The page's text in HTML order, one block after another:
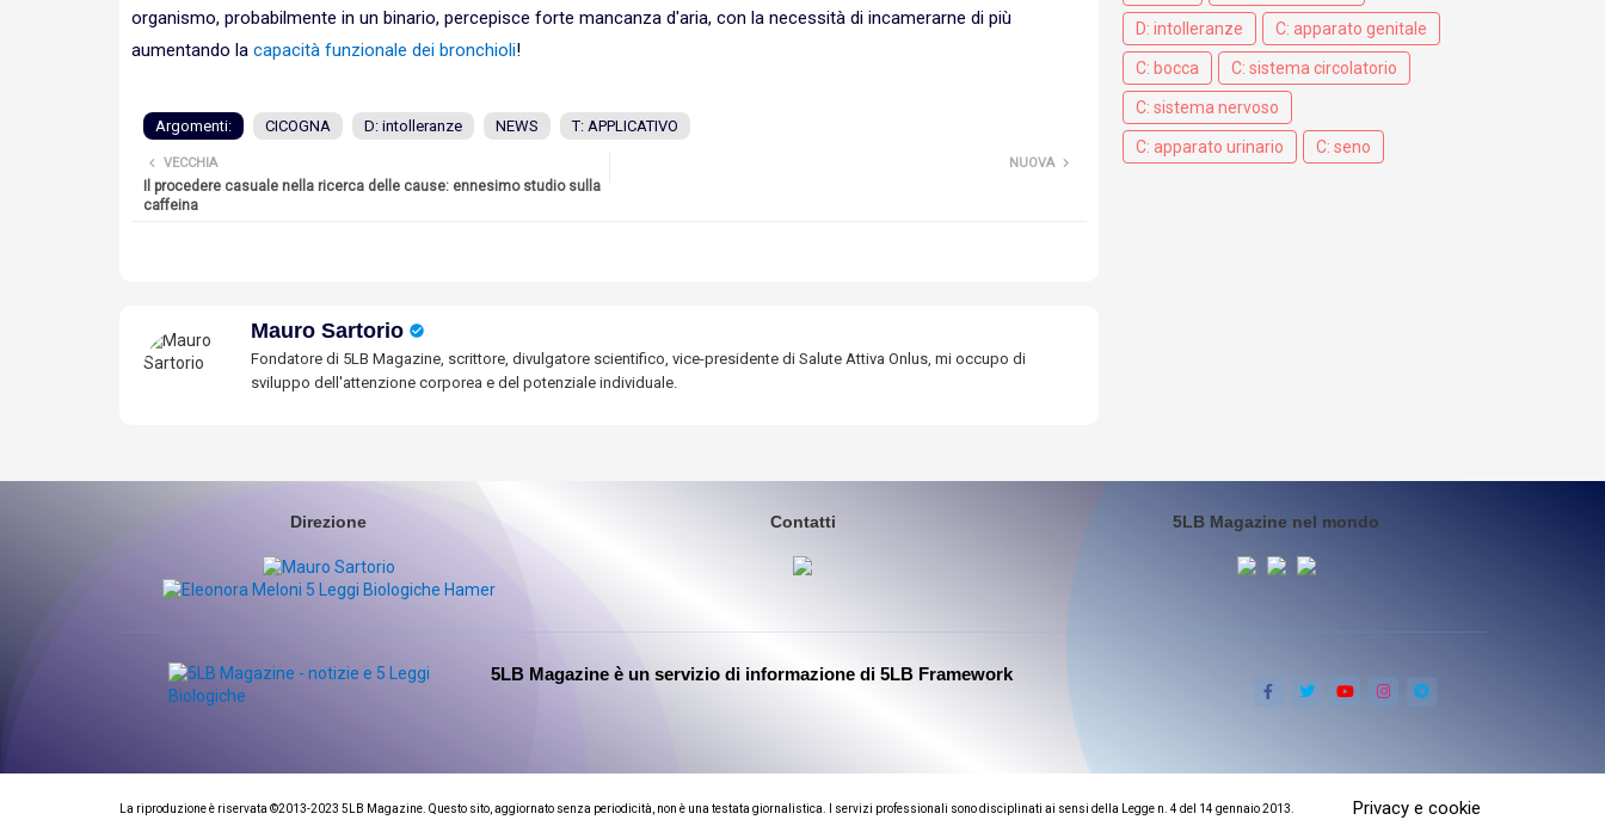
organismo, probabilmente in un binario, percepisce forte mancanza d'aria, con la necessità di incamerarne di più
aumentando la capacità funzionale dei bronchioli!
Argomenti: CICOGNA D: intolleranze NEWS T: APPLICATIVO
NUOVA
VECCHIA
Il procedere casuale nella ricerca delle cause: ennesimo studio sulla
caffeina
Mauro Sartorio
Fondatore di 5LB Magazine, scrittore, divulgatore scientifico, vice-presidente di Salute Attiva Onlus, mi occupo di
sviluppo dell'attenzione corporea e del potenziale individuale.
D: intolleranze C: apparato genitale
C: bocca C: sistema circolatorio
C: sistema nervoso
C: apparato urinario C: seno
Direzione Contatti 5LB Magazine nel mondo
5LB Magazine è un servizio di informazione di 5LB Framework
La riproduzione è riservata ©2013-2023 5LB Magazine. Questo sito, aggiornato senza periodicità, non è una testata giornalistica. I servizi professionali sono disciplinati ai sensi della Legge n. 4 del 14 gennaio 2013. Privacy e cookie